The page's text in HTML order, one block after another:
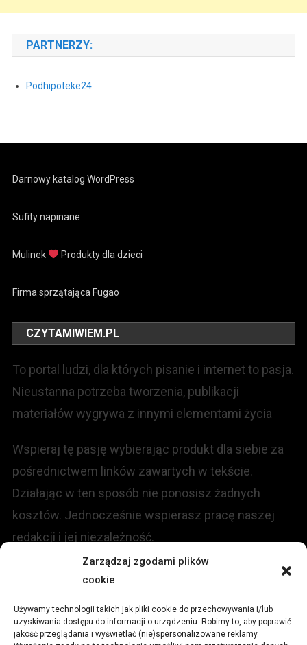
Zarządzaj zgodami plików
cookie
Używamy technologii takich jak pliki cookie do przechowywania i/lub
uzyskiwania dostępu do informacji o urządzeniu. Robimy to, aby poprawić
jakość przeglądania i wyświetlać (nie)spersonalizowane reklamy.
PARTNERZY:
Podhipoteke24
Darnowy katalog WordPress
Sufity napinane
Mulinek Produkty dla dzieci
Firma sprzątająca Fugao
CZYTAMIWIEM.PL
To portal ludzi, dla których pisanie i internet to pasja.
Nieustanna potrzeba tworzenia, publikacji
materiałów wygrywa z innymi elementami życia
Wspieraj tę pasję wybierając produkt dla siebie za
pośrednictwem linków zawartych w tekście.
Działając w ten sposób nie ponosisz żadnych
kosztów. Jednocześnie wspierasz pracę naszej
redakcji i jej niezależność.
Redakcja portalu: